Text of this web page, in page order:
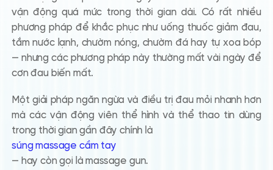
vận động quá mức trong thời gian dài. Có rất nhiều
phương pháp để khắc phục như uống thuốc giảm đau,
tắm nước lạnh, chườm nóng, chườm đá hay tự xoa bóp
— nhưng các phương pháp này thường mấtvài ngày để
cơn đau biến mất.
Một giải pháp ngăn ngừa và điều trị đau mỏi nhanh hơn
mà các vận động viên thể hình và thể thao tin dùng
trong thời gian gần đây chính là
súng massage cầm tay
— hay còn gọi làmassage gun.